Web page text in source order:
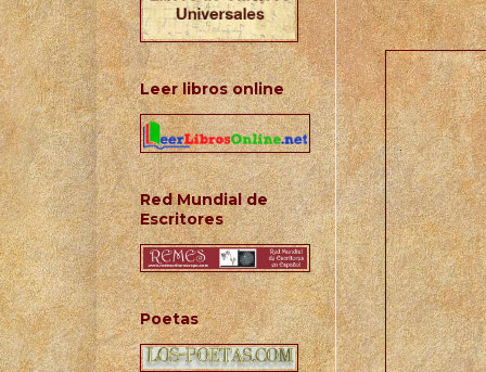
Leer libros online
Red Mundial de
Escritores
Poetas